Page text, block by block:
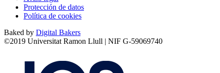
Protección de datos
Política de cookies
Baked by Digital Bakers
©2019 Universitat Ramon Llull | NIF G-59069740